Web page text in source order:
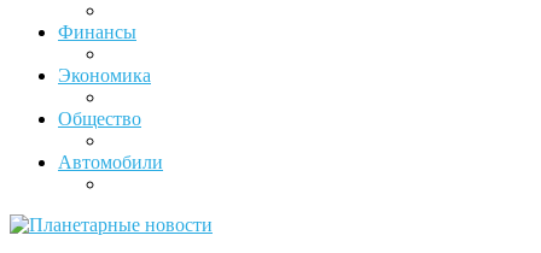
Финансы
Экономика
Общество
Автомобили